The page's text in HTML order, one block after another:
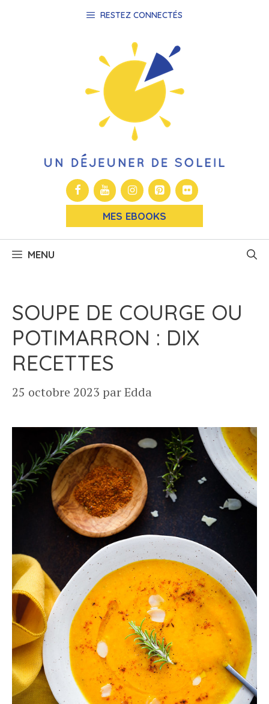
RESTEZ CONNECTÉS
MES EBOOKS
MENU
SOUPE DE COURGE OU
POTIMARRON : DIX
RECETTES
25 octobre 2023 parEdda